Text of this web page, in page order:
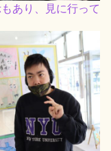
あり、見に行って